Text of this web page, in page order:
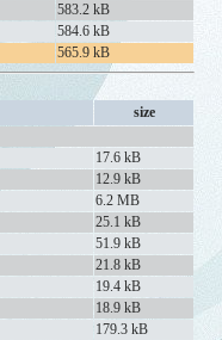
583.2 kB
584.6 kB
565.9 kB
size
17.6 kB
12.9 kB
6.2 MB
25.1 kB
51.9 kB
21.8 kB
19.4 kB
18.9 kB
179.3 kB